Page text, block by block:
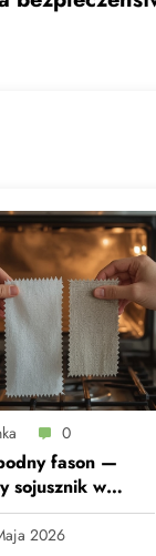
0
fason —
sojusznik w
przed
2026